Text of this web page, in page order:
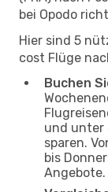
bei Opodo
Hier sind 5
cost Flüge
Buchen
und unter
sparen.
bis
Angebote.